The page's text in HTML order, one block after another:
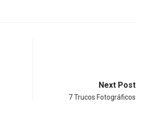
Next Post
7 Trucos Fotográficos